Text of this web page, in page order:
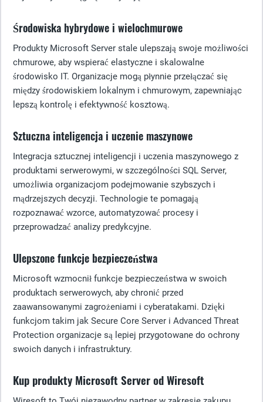
Środowiska hybrydowe i wielochmurowe
Produkty Microsoft Server stale ulepszają swoje możliwości
chmurowe, aby wspierać elastyczne i skalowalne
środowisko IT. Organizacje mogą płynnie przełączać się
między środowiskiem lokalnym i chmurowym, zapewniając
lepszą kontrolę i efektywność kosztową.
Sztuczna inteligencja i uczenie maszynowe
Integracja sztucznej inteligencji i uczenia maszynowego z
produktami serwerowymi, w szczególności SQL Server,
umożliwia organizacjom podejmowanie szybszych i
mądrzejszych decyzji. Technologie te pomagają
rozpoznawać wzorce, automatyzować procesy i
przeprowadzać analizy predykcyjne.
Ulepszone funkcje bezpieczeństwa
Microsoft wzmocnił funkcje bezpieczeństwa w swoich
produktach serwerowych, aby chronić przed
zaawansowanymi zagrożeniami i cyberatakami. Dzięki
funkcjom takim jak Secure Core Server i Advanced Threat
Protection organizacje są lepiej przygotowane do ochrony
swoich danych i infrastruktury.
Kup produkty Microsoft Server od Wiresoft